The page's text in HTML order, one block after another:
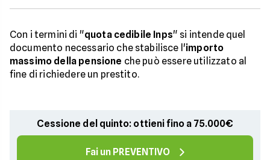
Con i termini di "quota cedibile Inps" si intende quel
documento necessario che stabilisce l'importo
massimo della pensione che può essere utilizzato al
fine di richiedere un prestito.
Cessione del quinto: ottieni fino a 75.000€
Fai un PREVENTIVO